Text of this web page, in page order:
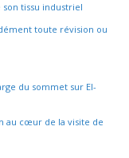
son tissu industriel
toute révision ou
du sommet sur El-
au cœur de la visite de